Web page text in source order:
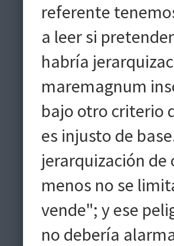
referente
a leer si
habría
maremagnum
bajo otro criterio
es injusto de
jerarquización de
menos no se
vende"; y ese
no debería